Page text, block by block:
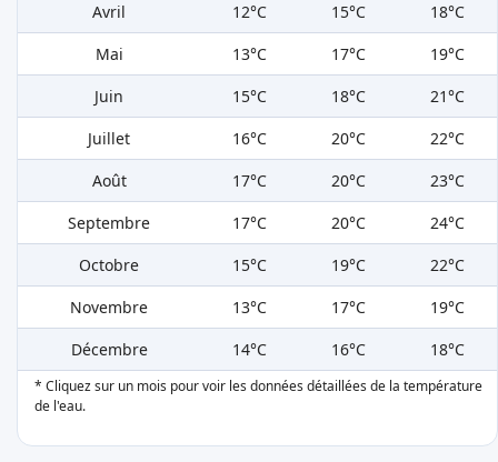
Avril
12°C 15°C
18°C
Mai
13°C 17°C
19°C
Juin
15°C 18°C
21°C
Juillet
16°C 20°C
22°C
Août
17°C 20°C
23°C
Septembre
17°C 20°C
24°C
Octobre
15°C 19°C
22°C
Novembre
13°C 17°C
19°C
Décembre
14°C 16°C 18°C
* Cliquez sur un mois pour voir les données détaillées de la température
de l'eau.